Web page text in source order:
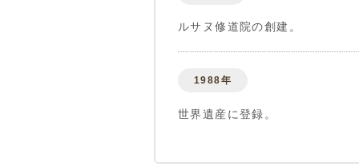
ルサヌ修道院の創建。
1988年
世界遺産に登録。